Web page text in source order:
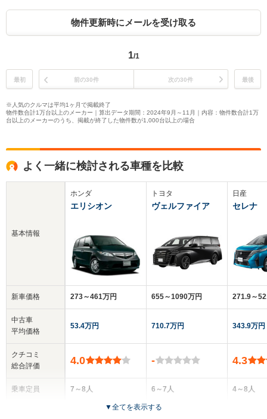
物件更新時にメールを受け取る
1/1
最初 前の30件 次の30件 最後
※人気のクルマは平均1ヶ月で掲載終了
物件数合計1万台以上のメーカー｜算出データ期間：2024年9月～11月｜内容：物件数合計1万
台以上のメーカーのうち、掲載が終了した物件数が1,000台以上の場合
よく一緒に検討される車種を比較
基本情報
新車価格
中古車
平均価格
クチコミ
総合評価
乗車定員
ホンダ
エリシオン
273～461万円
53.4万円
4.0
7～8人
トヨタ
ヴェルファイア
655～1090万円
710.7万円
-
6～7人
5ドア
日産
セレナ
271.9～
343.9万円
4.3
4～8人
▼全てを表示する